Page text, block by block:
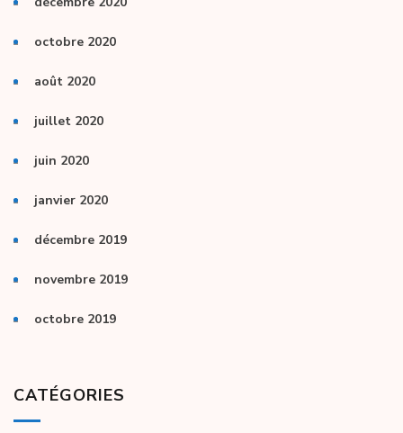
octobre 2020
août 2020
juillet 2020
juin 2020
janvier 2020
décembre 2019
novembre 2019
octobre 2019
CATÉGORIES